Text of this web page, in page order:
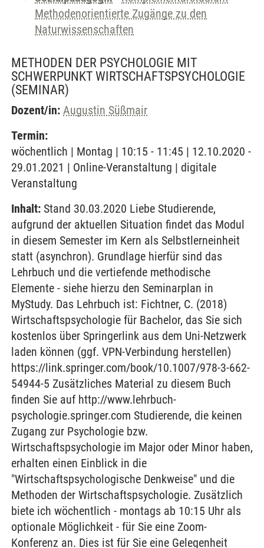
Methodenorientierte Zugänge zu den
Naturwissenschaften
METHODEN DER PSYCHOLOGIE MIT
SCHWERPUNKT WIRTSCHAFTSPSYCHOLOGIE
(SEMINAR)
Dozent/in: Augustin Süßmair
Termin:
wöchentlich | Montag | 10:15 - 11:45 | 12.10.2020 -
29.01.2021 | Online-Veranstaltung | digitale
Veranstaltung
Inhalt: Stand 30.03.2020 Liebe Studierende,
aufgrund der aktuellen Situation findet das Modul
in diesem Semester im Kern als Selbstlerneinheit
statt (asynchron). Grundlage hierfür sind das
Lehrbuch und die vertiefende methodische
Elemente - siehe hierzu den Seminarplan in
MyStudy. Das Lehrbuch ist: Fichtner, C. (2018)
Wirtschaftspsychologie für Bachelor, das Sie sich
kostenlos über Springerlink aus dem Uni-Netzwerk
laden können (ggf. VPN-Verbindung herstellen)
https://link.springer.com/book/10.1007/978-3-662-
54944-5 Zusätzliches Material zu diesem Buch
finden Sie auf http://www.lehrbuch-
psychologie.springer.com Studierende, die keinen
Zugang zur Psychologie bzw.
Wirtschaftspsychologie im Major oder Minor haben,
erhalten einen Einblick in die
"Wirtschaftspsychologische Denkweise" und die
Methoden der Wirtschaftspsychologie. Zusätzlich
biete ich wöchentlich - montags ab 10:15 Uhr als
optionale Möglichkeit - für Sie eine Zoom-
Konferenz an. Dies ist für Sie eine Gelegenheit